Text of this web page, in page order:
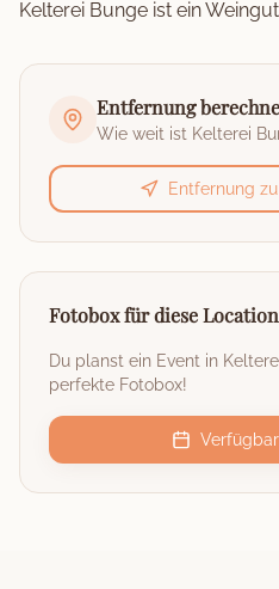
Kelterei Bunge ist ein
Entfernung
Wie weit ist Kelterei
Entfernung
Fotobox für diese
Du planst ein Event in
perfekte Fotobox!